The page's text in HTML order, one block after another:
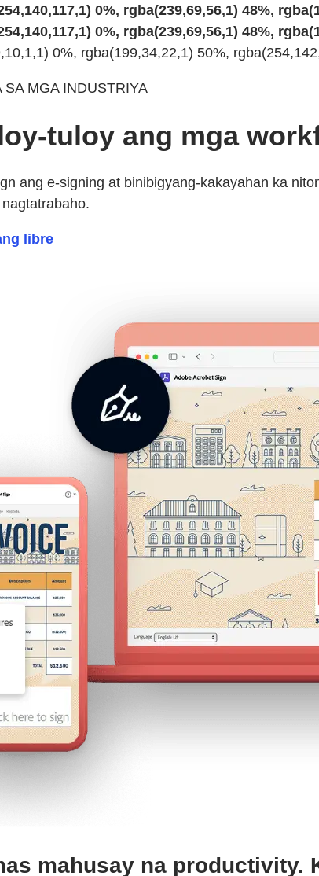
0%, rgba(239,69,56,1) 48%,
0%, rgba(239,69,56,1) 48%,
0%, rgba(199,34,22,1) 50%,
MGA INDUSTRIYA
tuloy ang mga
ang e-signing at binibigyang-kakayahan ka
libre
mahusay na productivity.